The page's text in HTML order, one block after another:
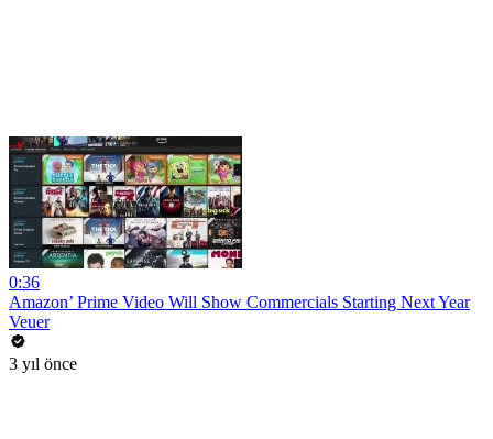
0:36
Amazon’ Prime Video Will Show Commercials Starting Next Year
Veuer
3 yıl önce